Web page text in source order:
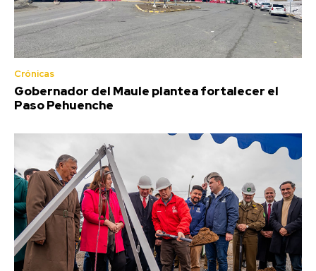
Crónicas
Gobernador del Maule plantea fortalecer el
Paso Pehuenche